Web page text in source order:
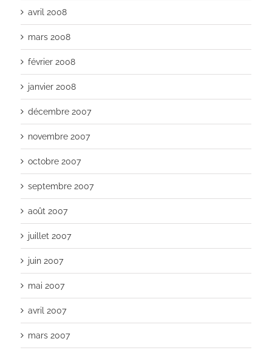
avril 2008
mars 2008
février 2008
janvier 2008
décembre 2007
novembre 2007
octobre 2007
septembre 2007
août 2007
juillet 2007
juin 2007
mai 2007
avril 2007
mars 2007